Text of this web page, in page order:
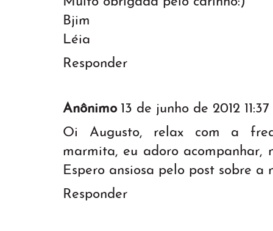
Bjim
Léia
Responder
Anônimo 13 de junho de 2012 11:37
Oi Augusto, relax com a
marmita, eu adoro acompanhar,
Espero ansiosa pelo post sobre
Responder